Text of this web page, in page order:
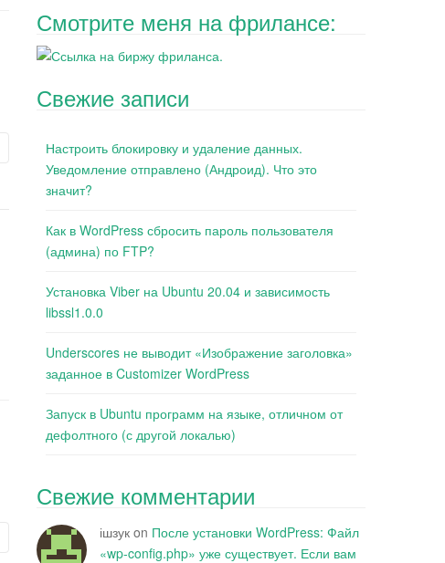
Смотрите меня на фрилансе:
Свежие записи
Настроить блокировку и удаление данных.
Уведомление отправлено (Андроид). Что это
значит?
Как в WordPress сбросить пароль пользователя
(админа) по FTP?
Установка Viber на Ubuntu 20.04 и зависимость
libssl1.0.0
Underscores не выводит «Изображение заголовка»
заданное в Customizer WordPress
Запуск в Ubuntu программ на языке, отличном от
дефолтного (с другой локалью)
Свежие комментарии
ішзук on После установки WordPress: Файл
«wp-config.php» уже существует. Если вам